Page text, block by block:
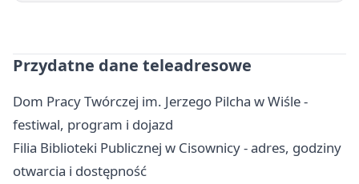
Przydatne dane teleadresowe
Dom Pracy Twórczej im. Jerzego Pilcha w Wiśle -
festiwal, program i dojazd
Filia Biblioteki Publicznej w Cisownicy - adres, godziny
otwarcia i dostępność